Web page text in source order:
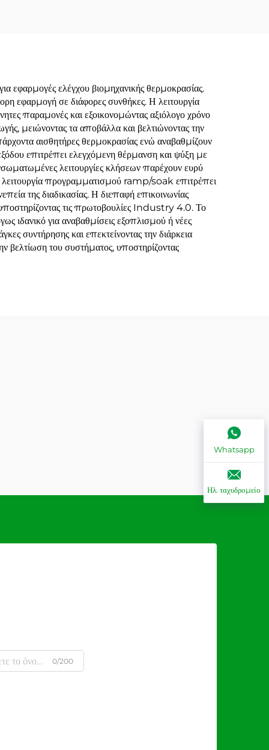
εφαρμογές ελέγχου βιομηχανικής θερμοκρασίας.
εφαρμογή σε διάφορες συνθήκες. Η λειτουργία
παραμονές και εξοικονομώντας αξιόλογο χρόνο
μειώνοντας τα αποβάλλα και βελτιώνοντας την
αισθητήρες θερμοκρασίας ενώ αναβαθμίζουν
επιτρέπει ελεγχόμενη θέρμανση και ψύξη με
λειτουργίες κλήσεων παρέχουν ευρύ
λειτουργία προγραμματισμού ramp/soak επιτρέπει
της διαδικασίας. Η διεπαφή επικοινωνίας
τις πρωτοβουλίες Industry 4.0. Το
ιδανικό για αναβαθμίσεις εξοπλισμού ή νέες
συντήρησης και επεκτείνοντας την διάρκεια
βελτίωση του συστήματος, υποστηρίζοντας
0/200
Whatsapp
Ηλ. ταχυδρομείο